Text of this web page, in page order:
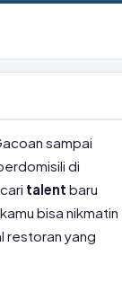
sampai
di
talent baru
bisa nikmatin
restoran yang